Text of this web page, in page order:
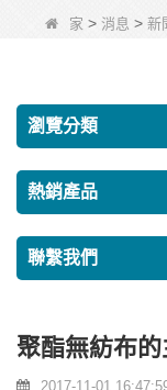
家 > 消息 > 新
瀏覽分類
熱銷產品
聯繫我們
聚酯無紡布
2017-11-01